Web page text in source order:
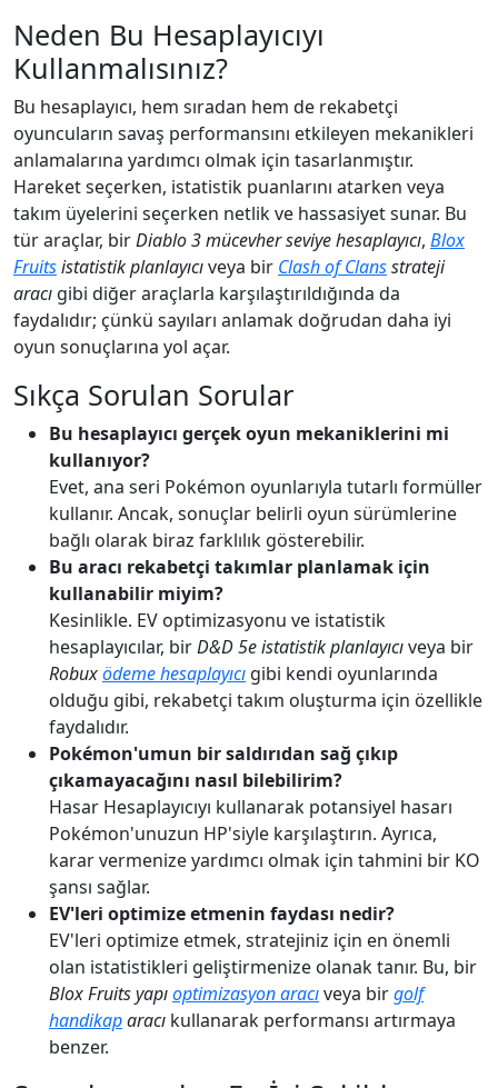
Neden Bu Hesaplayıcıyı
Kullanmalısınız?
Bu hesaplayıcı, hem sıradan hem de rekabetçi
oyuncuların savaş performansını etkileyen mekanikleri
anlamalarına yardımcı olmak için tasarlanmıştır.
Hareket seçerken, istatistik puanlarını atarken veya
takım üyelerini seçerken netlik ve hassasiyet sunar. Bu
tür araçlar, birDiablo 3 mücevher seviye hesaplayıcı, Blox
Fruitsistatistik planlayıcıveya bir Clash of Clansstrateji
aracı gibi diğer araçlarla karşılaştırıldığında da
faydalıdır; çünkü sayıları anlamak doğrudan daha iyi
oyun sonuçlarına yol açar.
Sıkça Sorulan Sorular
Bu hesaplayıcı gerçek oyun mekaniklerini mi
kullanıyor?
Evet, ana seri Pokémon oyunlarıyla tutarlı formüller
kullanır. Ancak, sonuçlar belirli oyun sürümlerine
bağlı olarak biraz farklılık gösterebilir.
Bu aracı rekabetçi takımlar planlamak için
kullanabilir miyim?
Kesinlikle. EV optimizasyonu ve istatistik
hesaplayıcılar, birD&D 5e istatistik planlayıcıveya bir
Robuxödeme hesaplayıcı gibi kendi oyunlarında
olduğu gibi, rekabetçi takım oluşturma için özellikle
faydalıdır.
Pokémon'umun bir saldırıdan sağ çıkıp
çıkamayacağını nasıl bilebilirim?
Hasar Hesaplayıcıyı kullanarak potansiyel hasarı
Pokémon'unuzun HP'siyle karşılaştırın. Ayrıca,
karar vermenize yardımcı olmak için tahmini bir KO
şansı sağlar.
EV'leri optimize etmenin faydası nedir?
EV'leri optimize etmek, stratejiniz için en önemli
olan istatistikleri geliştirmenize olanak tanır. Bu, bir
Blox Fruits yapıoptimizasyon aracıveya birgolf
handikaparacı kullanarak performansı artırmaya
benzer.